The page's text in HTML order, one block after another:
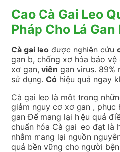
Cao Cà Gai Leo
Pháp Cho Lá
Cà gai leo được nghiên cứu
gan b, chống xơ hóa bảo vệ
xơ gan, viên gan virus. 89%
sử dụng. Có hiệu quả ngay
Cà gai leo là một trong
giảm nguy cơ xơ gan , phục
gan Để mang lại hiệu quả
chuẩn hóa Cà gai leo đạt là
nhằm mang lại nguồn
quả bền vững cho người